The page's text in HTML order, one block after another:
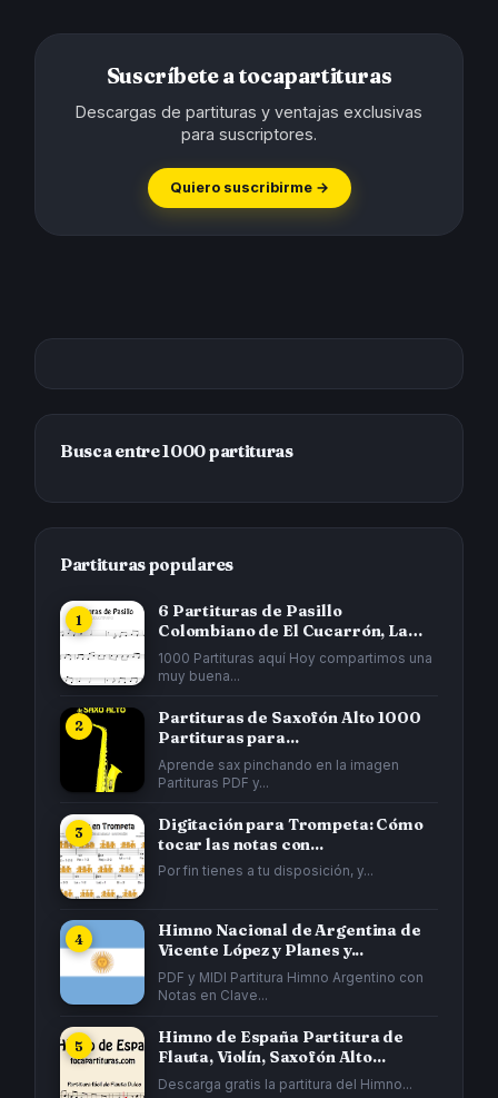
Suscríbete a tocapartituras
Descargas de partituras y ventajas exclusivas
para suscriptores.
Quiero suscribirme →
Busca entre 1000 partituras
Partituras populares
6 Partituras de Pasillo
Colombiano de El Cucarrón, La
Gata...
1000 Partituras aquí Hoy compartimos una
muy buena...
Partituras de Saxofón Alto 1000
Partituras para...
Aprende sax pinchando en la imagen
Partituras PDF y...
Digitación para Trompeta: Cómo
tocar las notas con...
Por fin tienes a tu disposición, y...
Himno Nacional de Argentina de
Vicente López y Planes y...
PDF y MIDI Partitura Himno Argentino con
Notas en Clave...
Himno de España Partitura de
Flauta, Violín, Saxofón Alto...
Descarga gratis la partitura del Himno...